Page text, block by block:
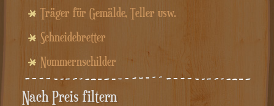
Träger für Gemälde, Teller usw.
Schneidebretter
Nummernschilder
Nach Preis filtern